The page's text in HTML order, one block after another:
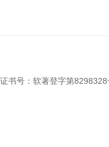
书号：软著登字第8298328